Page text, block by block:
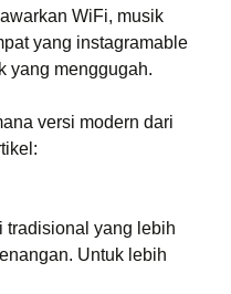
WiFi, musik
yang instagramable
yang menggugah.
versi modern dari
yang lebih
Untuk lebih